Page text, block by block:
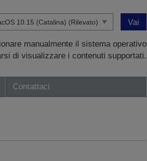
Vai
manualmente il sistema operativo
di visualizzare i contenuti supportati.
Contattaci